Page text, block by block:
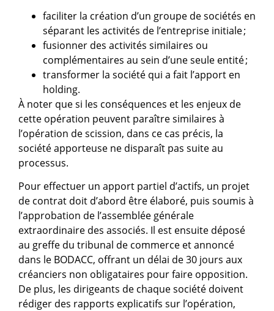
faciliter la création d’un groupe de sociétés en
séparant les activités de l’entreprise initiale ;
fusionner des activités similaires ou
complémentaires au sein d’une seule entité ;
transformer la société qui a fait l’apport en
holding.
À noter que si les conséquences et les enjeux de
cette opération peuvent paraître similaires à
l’opération de scission, dans ce cas précis, la
société apporteuse ne disparaît pas suite au
processus.
Pour effectuer un apport partiel d’actifs, un projet
de contrat doit d’abord être élaboré, puis soumis à
l’approbation de l’assemblée générale
extraordinaire des associés. Il est ensuite déposé
au greffe du tribunal de commerce et annoncé
dans le BODACC, offrant un délai de 30 jours aux
créanciers non obligataires pour faire opposition.
De plus, les dirigeants de chaque société doivent
rédiger des rapports explicatifs sur l’opération,